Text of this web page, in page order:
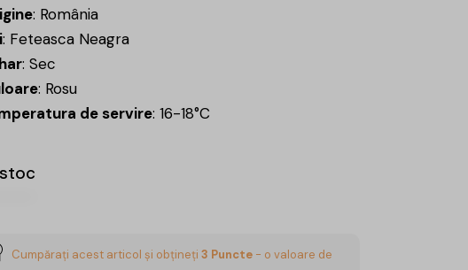
: România
: Feteasca Neagra
: Sec
: Rosu
de servire: 16-18°C
Cumpărați acest articol și obțineți 3 Puncte - o valoare de